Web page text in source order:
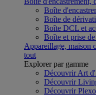
Boîte
Boîte de
Boîte DCL et
Boîte et prise
Appareillage, maison
tout
Explorer par gamme
Découvrir Art
Découvrir
Découvrir Plexo